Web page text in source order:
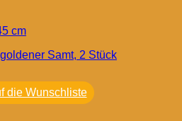
cm
die Wunschliste